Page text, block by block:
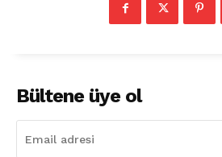
Bültene üye ol